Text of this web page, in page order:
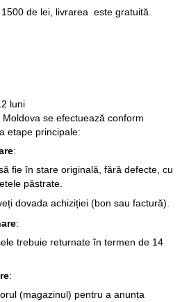
de lei, livrarea este gratuită.
luni
se efectuează conform
etape principale:
:
fie în stare originală, fără defecte, cu
păstrate.
dovada achiziției (bon sau factură).
:
trebuie returnate în termen de 14
:
(magazinul) pentru a anunța